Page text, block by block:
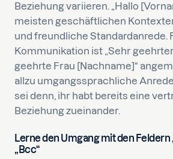
Beziehung variieren. „Hallo
meisten geschäftlichen
und freundliche Standardanrede.
Kommunikation ist „Sehr
geehrte Frau [Nachname]“
allzu umgangssprachliche
sei denn, ihr habt bereits eine
Beziehung zueinander.
Lerne den Umgang mit den Feldern
„Bcc“